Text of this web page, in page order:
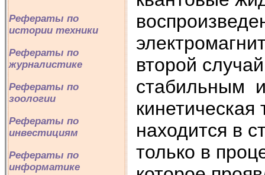
Рефераты по
истории техники
Рефераты по
журналистике
Рефераты по
зоологии
Рефераты по
инвестициям
Рефераты по
информатике
второй
стабильным и
находится в
только в